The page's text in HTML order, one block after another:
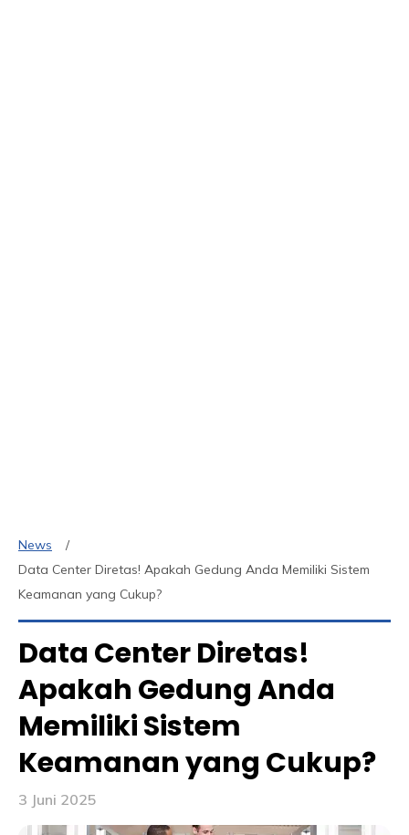
News
Data Center Diretas! Apakah Gedung Anda Memiliki Sistem
Keamanan yang Cukup?
Data Center Diretas!
Apakah Gedung Anda
Memiliki Sistem
Keamanan yang Cukup?
3 Juni 2025